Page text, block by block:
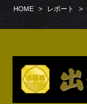
HOME レポート